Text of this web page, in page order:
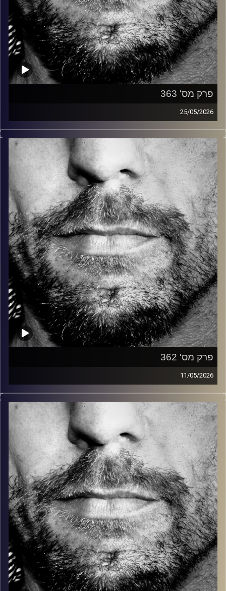
פרק מס' 363
25/05/2026
זיפים, מוזיקה מחוספסת של הופעות חיות. הרבה ג'אם, רוק,
בלוז, bluegrass, ג'אז, Fאנק, פרוגרסיב ואפילו אלקטרוניקה.
כל מה שחי, אמיתי ונושם.
עם שמוליק רגב.
קרדיט תמונות: David Goehring
פרק מס' 362
11/05/2026
זיפים, מוזיקה מחוספסת של הופעות חיות. הרבה ג'אם, רוק,
בלוז, bluegrass, ג'אז, Fאנק, פרוגרסיב ואפילו אלקטרוניקה.
כל מה שחי, אמיתי ונושם.
עם שמוליק רגב.
קרדיט תמונות: David Goehring